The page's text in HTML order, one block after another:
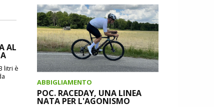
AL
litri è
ABBIGLIAMENTO
POC. RACEDAY, UNA LINEA
NATA PER L'AGONISMO